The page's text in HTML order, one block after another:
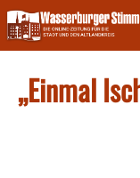
Skip
to
content
„Einmal